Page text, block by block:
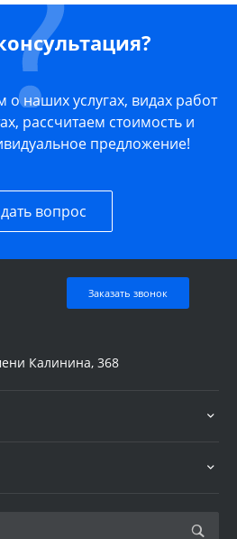
наших услугах, видах работ
рассчитаем стоимость и
предложение!
вопрос
Заказать звонок
Калинина, 368